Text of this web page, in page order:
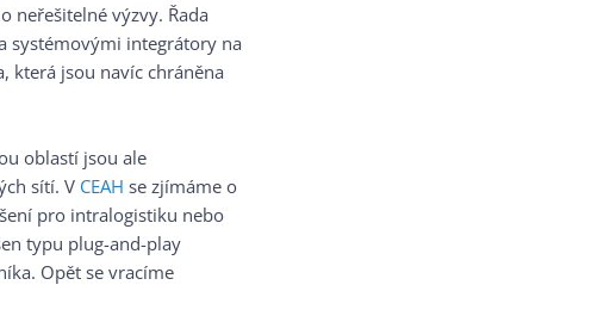
neřešitelné výzvy. Řada
systémovými integrátory na
která jsou navíc chráněna
oblastí jsou ale
sítí. V CEAH se zjímáme o
pro intralogistiku nebo
typu plug-and-play
Opět se vracíme